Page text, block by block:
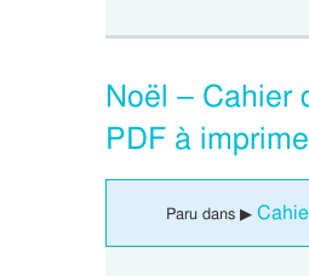
Noël – Cahier
PDF à
Paru dans ▶